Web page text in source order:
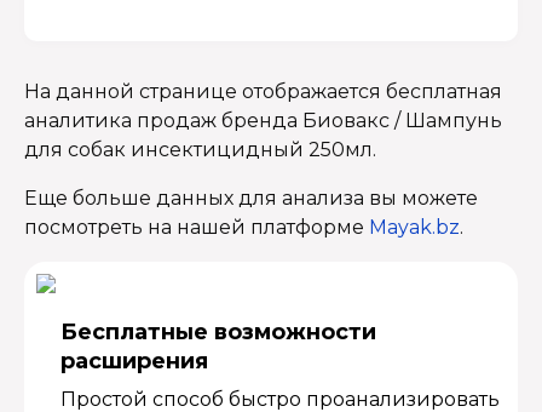
На данной странице отображается бесплатная
аналитика продаж бренда Биовакс / Шампунь
для собак инсектицидный 250мл.
Еще больше данных для анализа вы можете
посмотреть на нашей платформе Mayak.bz.
Бесплатные возмож­ности
расширения
Простой способ быстро проанализировать